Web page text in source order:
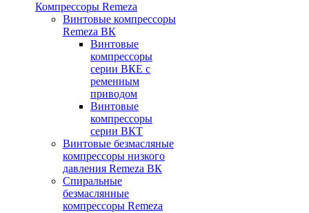
Компрессоры Remeza
Винтовые компрессоры
Remeza ВК
Винтовые
компрессоры
серии ВКЕ с
ременным
приводом
Винтовые
компрессоры
серии ВКТ
Винтовые безмасляные
компрессоры низкого
давления Remeza ВК
Спиральные
безмаслянные
компрессоры Remeza